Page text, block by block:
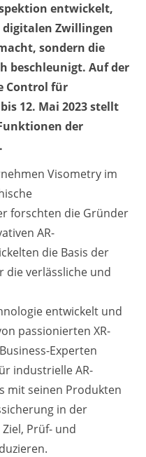
entwickelt,
Zwillingen
sondern die
beschleunigt. Auf der
Control für
12. Mai 2023 stellt
der
Visometry im
forschten die Gründer
AR-
die Basis der
die verlässliche und
entwickelt und
passionierten XR-
Experten
industrielle AR-
mit seinen Produkten
in der
Prüf- und